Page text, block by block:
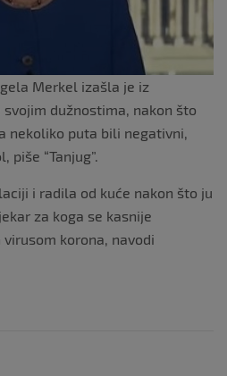
Merkel izašla je iz
dužnostima, nakon što
nekoliko puta bili negativni,
piše “Tanjug”.
i radila od kuće nakon što ju
za koga se kasnije
korona, navodi